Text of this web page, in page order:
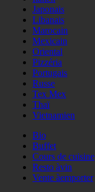
Japonais
Libanais
Marocain
Mexicain
Oriental
Pizzéria
Portugais
Russe
Tex Mex
Thaï
Vietnamien
Bio
Buffet
Cours de cuisine
Resto àvin
Vente àemporter